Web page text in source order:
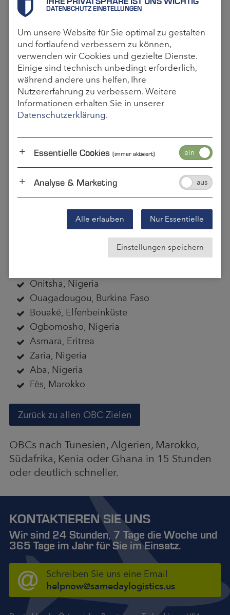
Tripolis, Libyen
Bamako, Mali
Monrovia, Liberia
Kampala, Uganda
Antananarivo, Madagaskar
Rabat, Marokko
Oshogbo, Nigeria
Kumasi, Ghana
Port Harcourt, Nigeria
Lubumbashi, Republik Kongo
N’Djamena, Tschad
Kisangani, Republik Kongo
Port Elizabeth, Südafrika
Mbuji-Mayi, Republik Kongo
Maiduguri, Nigeria
Benin-Stadt, Nigeria
Onitsha, Nigeria
Ouagadougou, Burkina Faso
Bouaké, Elfenbeinküste
Ogbomosho, Nigeria
Asmara, Eritrea
Zaria, Nigeria
Aba, Nigeria
Fès, Marokko
Zurück zu allen OBC Zielen
OBCs nach Tunesien, Algerien, Marokko,
Südafrika, Kenia oder Ghana in 15 Stunden
oder deutlich schneller.
KONTAKTIEREN SIE UNS
Wir sind 24 Stunden, 7 Tage die Woche und
365 Tage im Jahr für Sie im Einsatz.
Schreiben Sie uns eine Email
helpnow@samedaylogistics.us
DATENSCHUTZ-EINSTELLUNGEN
Um unsere Website für Sie optimal zu gestalten
und fortlaufend verbessern zu können,
verwenden wir Cookies und gezielte Dienste.
Einige sind technisch unbedingt erforderlich,
während andere uns helfen, Ihre
Nutzererfahrung zu verbessern. Weitere
Informationen erhalten Sie in unserer
Datenschutzerklärung.
Alle erlauben Nur Essentielle
Einstellungen speichern
Essentielle Cookies (immer aktiviert)
Analyse & Marketing